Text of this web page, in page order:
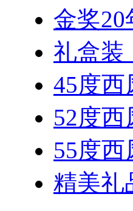
金奖20
礼盒装
45度西
52度西
55度西
精美礼